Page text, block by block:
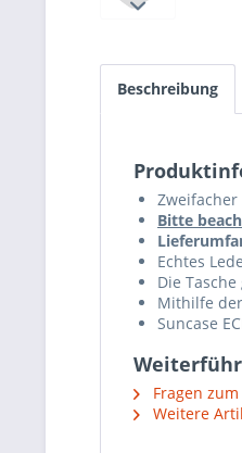
Beschreibung
Zweifacher
Bitte
Echtes
Die
Mithilfe
Suncase
Fragen
Weitere